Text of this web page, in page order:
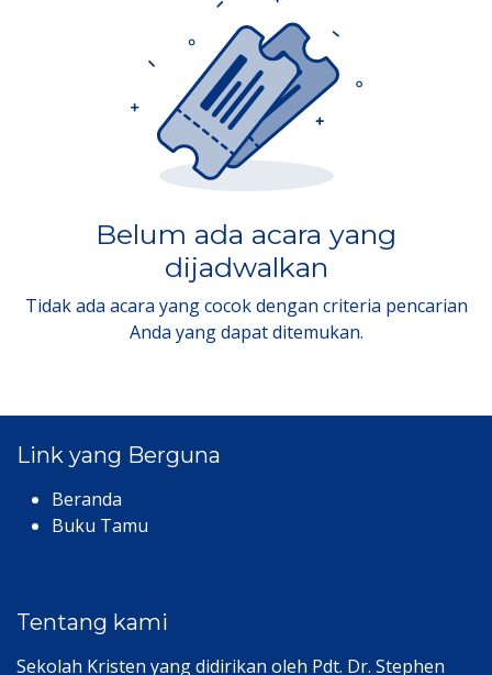
Belum ada acara yang
dijadwalkan
Tidak ada acara yang cocok dengan criteria pencarian
Anda yang dapat ditemukan.
Link yang Berguna
Beranda
Buku Tamu
Tentang kami
Sekolah Kristen yang didirikan oleh Pdt. Dr. Stephen